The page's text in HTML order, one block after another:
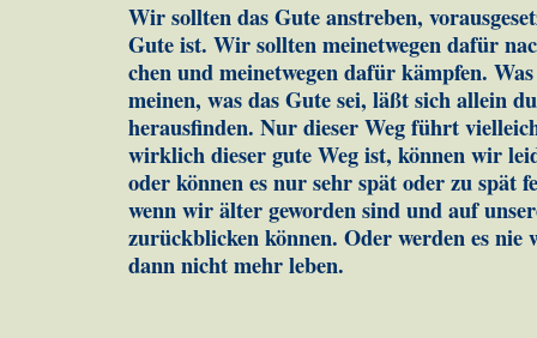
Wir soll­ten das Gute anstreben,
Gute ist. Wir soll­ten meinetwegen dafür
chen und mei­net­we­gen da­für kämpfen.
meinen, was das Gute sei, läßt sich al­lein
herausfinden. Nur dieser Weg führt
wirklich dieser gute Weg ist, können wir
oder können es nur sehr spät oder zu spät
wenn wir älter geworden sind und auf
zu­rück­blicken können. Oder wer­den es nie
dann nicht mehr leben.